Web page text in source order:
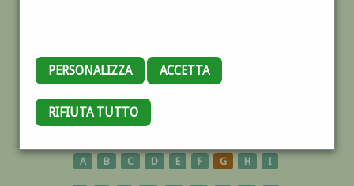
PERSONALIZZA ACCETTA
RIFIUTA TUTTO
BAMBINA
A B C D E F G H I